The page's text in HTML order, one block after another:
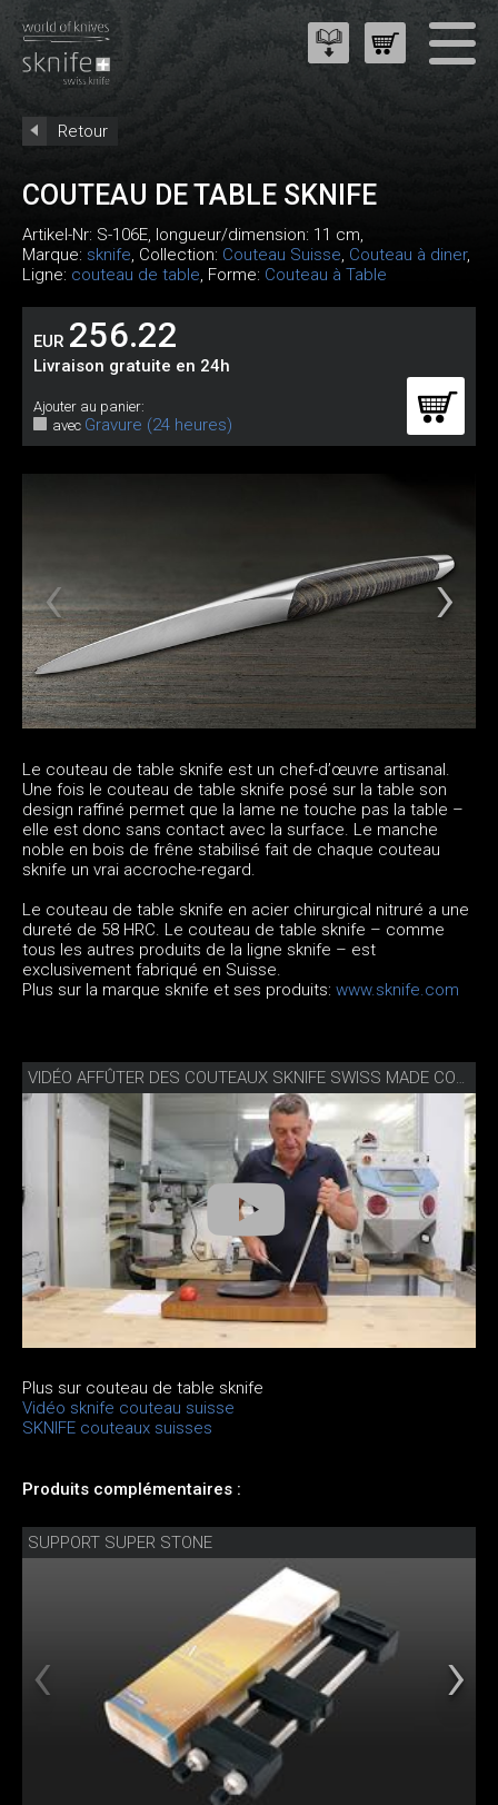
Retour
COUTEAU DE TABLE SKNIFE
Artikel-Nr: S-106E, longueur/dimension: 11 cm,
Marque: sknife, Collection: Couteau Suisse, Couteau à diner,
Ligne: couteau de table, Forme: Couteau à Table
EUR 256.22
Livraison gratuite en 24h
Ajouter au panier:
avec Gravure (24 heures)
Le couteau de table sknife est un chef-d’œuvre artisanal.
Une fois le couteau de table sknife posé sur la table son
design raffiné permet que la lame ne touche pas la table –
elle est donc sans contact avec la surface. Le manche
noble en bois de frêne stabilisé fait de chaque couteau
sknife un vrai accroche-regard.
Le couteau de table sknife en acier chirurgical nitruré a une
dureté de 58 HRC. Le couteau de table sknife – comme
tous les autres produits de la ligne sknife – est
exclusivement fabriqué en Suisse.
Plus sur la marque sknife et ses produits: www.sknife.com
Plus sur couteau de table sknife
Vidéo sknife couteau suisse
SKNIFE couteaux suisses
Produits complémentaires :
SUPPORT SUPER STONE